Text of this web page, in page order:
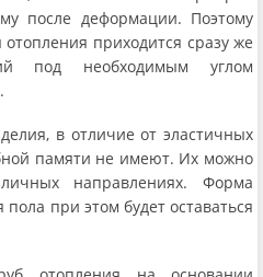
после деформации. Поэтому
приходится сразу же
под необходимым углом
в отличие от эластичных
памяти не имеют. Их можно
направлениях. Форма
при этом будет оставаться